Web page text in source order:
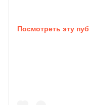
Посмотреть эту